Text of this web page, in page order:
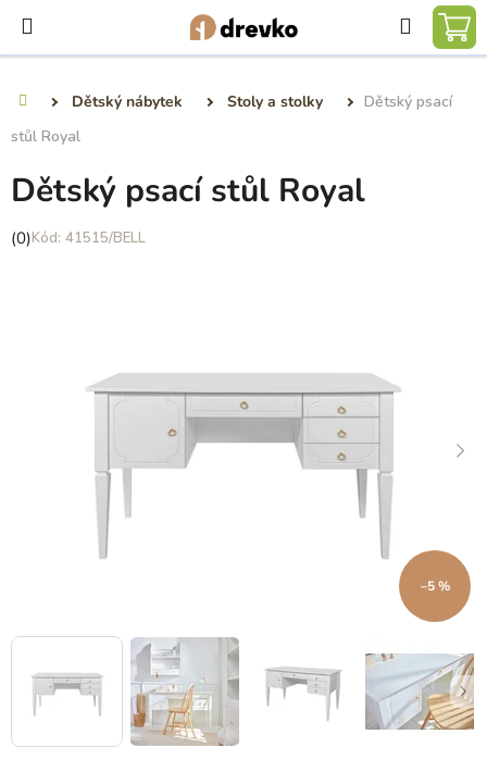
obsah
Hledat
Dětský nábytek Stoly a stolky
Dětský psací
stůl Royal
Dětský psací stůl Royal
Průměrné
(0) 41515/BELL
–5 %